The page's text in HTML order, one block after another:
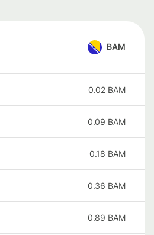
BAM
0.02 BAM
0.09 BAM
0.18 BAM
0.36 BAM
0.89 BAM